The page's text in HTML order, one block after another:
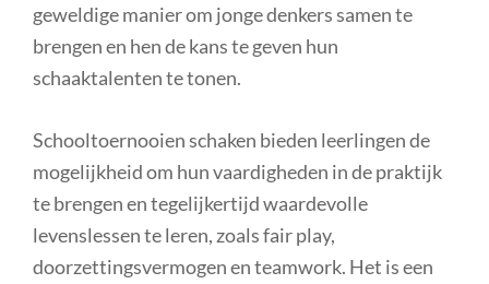
geweldige manier om jonge denkers samen te
brengen en hen de kans te geven hun
schaaktalenten te tonen.
Schooltoernooien schaken bieden leerlingen de
mogelijkheid om hun vaardigheden in de praktijk
te brengen en tegelijkertijd waardevolle
levenslessen te leren, zoals fair play,
doorzettingsvermogen en teamwork. Het is een